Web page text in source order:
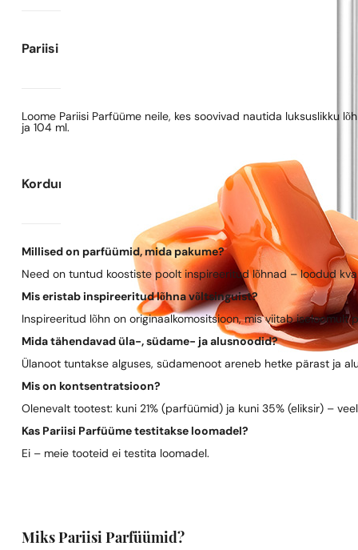
Pariisi Parfüümide kohta
Loome Pariisi Parfüüme neile, kes soovivad nautida luksuslikku
ja 104 ml.
Korduma kippuvad küsimused
Millised on parfüümid, mida pakume?
Need on tuntud koostiste poolt inspireeritud lõhnad – loodud
Mis eristab inspireeritud lõhna võltsinguist?
Inspireeritud lõhn on originaalkomositsioon, mis viitab
Mida tähendavad üla-, südame- ja alusnoodid?
Ülanoot tuntakse alguses, südamenoot areneb hetke pärast ja
Mis on kontsentratsioon?
Olenevalt tootest: kuni 21% (parfüümid) ja kuni 35% (eliksir) –
Kas Pariisi Parfüüme testitakse loomadel?
Ei – meie tooteid ei testita loomadel.
Miks Pariisi Parfüümid?